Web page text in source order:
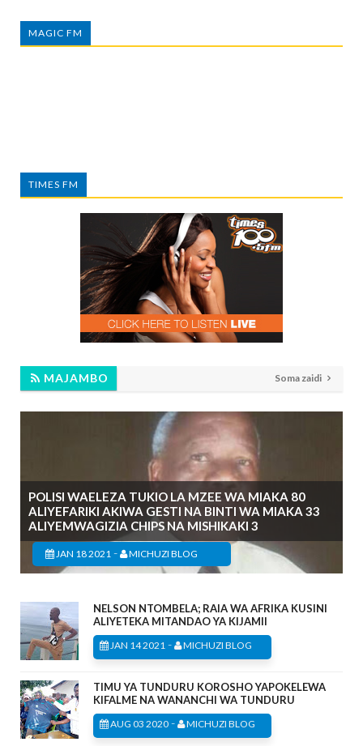
MAGIC FM
TIMES FM
MAJAMBO Soma zaidi
POLISI WAELEZA TUKIO LA MZEE WA MIAKA 80
ALIYEFARIKI AKIWA GESTI NA BINTI WA MIAKA 33
ALIYEMWAGIZIA CHIPS NA MISHIKAKI 3
JAN 18 2021 - MICHUZI BLOG
NELSON NTOMBELA; RAIA WA AFRIKA KUSINI
ALIYETEKA MITANDAO YA KIJAMII
JAN 14 2021 - MICHUZI BLOG
TIMU YA TUNDURU KOROSHO YAPOKELEWA
KIFALME NA WANANCHI WA TUNDURU
AUG 03 2020 - MICHUZI BLOG